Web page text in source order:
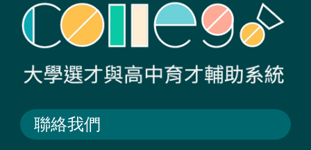
聯絡我們